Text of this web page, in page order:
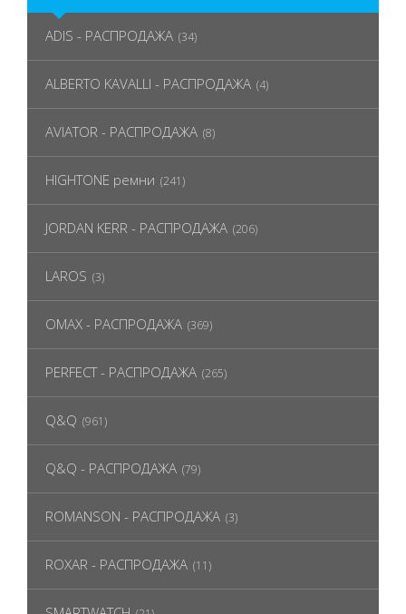
ADIS - РАСПРОДАЖА (34)
ALBERTO KAVALLI - РАСПРОДАЖА (4)
AVIATOR - РАСПРОДАЖА (8)
HIGHTONE ремни (241)
JORDAN KERR - РАСПРОДАЖА (206)
LAROS (3)
OMAX - РАСПРОДАЖА (369)
PERFECT - РАСПРОДАЖА (265)
Q&Q (961)
Q&Q - РАСПРОДАЖА (79)
ROMANSON - РАСПРОДАЖА (3)
ROXAR - РАСПРОДАЖА (11)